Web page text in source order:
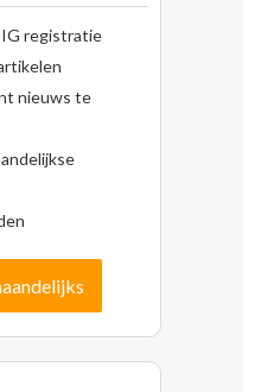
registratie
nieuws te